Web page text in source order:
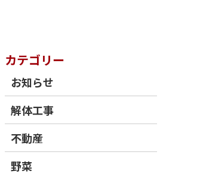
カテゴリー
お知らせ
解体工事
不動産
野菜